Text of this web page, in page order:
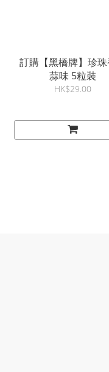
訂購【黑橋牌】珍
蒜味 5粒裝
HK$29.00